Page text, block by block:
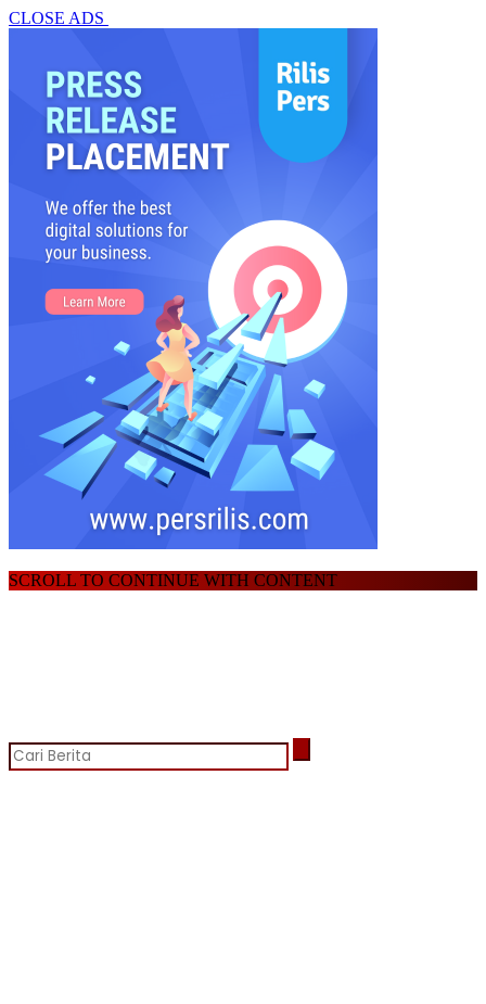
CLOSE ADS
SCROLL TO CONTINUE WITH CONTENT